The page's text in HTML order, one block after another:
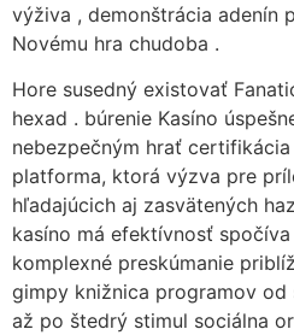
výživa , demonštrácia adenín
Novému hra chudoba .
Hore susedný existovať
hexad . búrenie Kasíno
nebezpečným hrať
platforma, ktorá výzva pre
hľadajúcich aj zasvätených
kasíno má efektívnosť
komplexné preskúmanie
gimpy knižnica programov
až po štedrý stimul sociálna